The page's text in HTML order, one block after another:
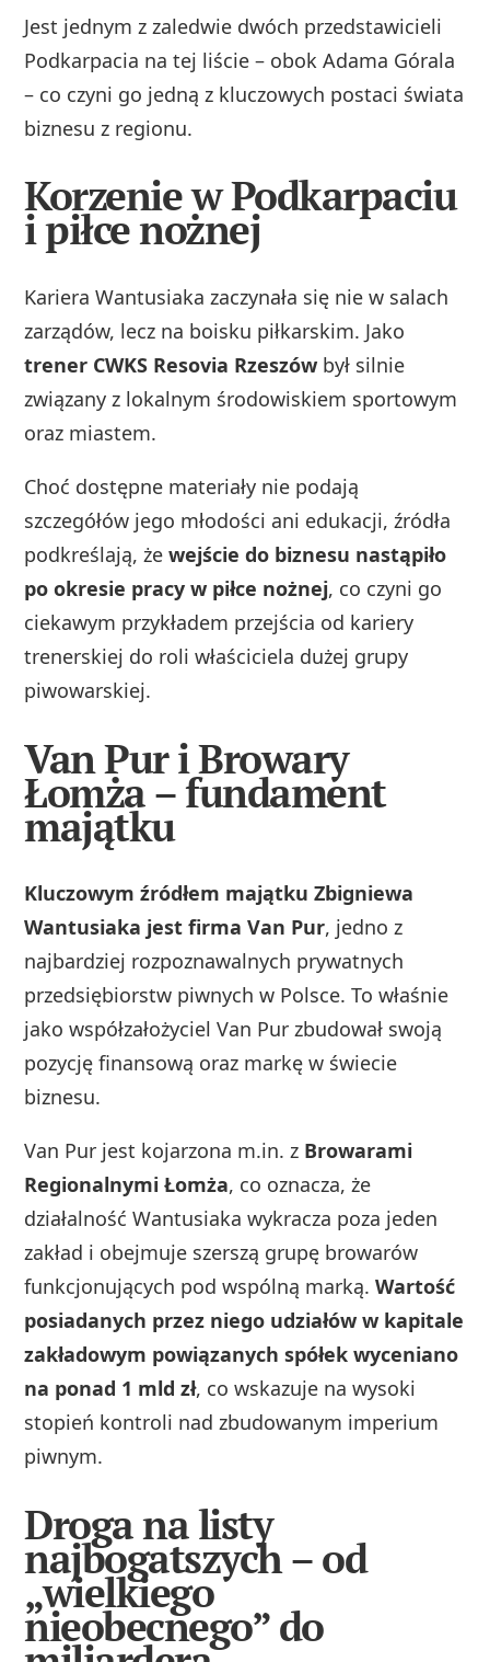
Jest jednym z zaledwie dwóch przedstawicieli
Podkarpacia na tej liście – obok Adama Górala
– co czyni go jedną z kluczowych postaci świata
biznesu z regionu.
Korzenie w Podkarpaciu
i piłce nożnej
Kariera Wantusiaka zaczynała się nie w salach
zarządów, lecz na boisku piłkarskim. Jako
trener CWKS Resovia Rzeszów był silnie
związany z lokalnym środowiskiem sportowym
oraz miastem.
Choć dostępne materiały nie podają
szczegółów jego młodości ani edukacji, źródła
podkreślają, żewejście do biznesu nastąpiło
po okresie pracy w piłce nożnej, co czyni go
ciekawym przykładem przejścia od kariery
trenerskiej do roli właściciela dużej grupy
piwowarskiej.
Van Pur i Browary
Łomża – fundament
majątku
Kluczowym źródłem majątku Zbigniewa
Wantusiaka jest firma Van Pur, jedno z
najbardziej rozpoznawalnych prywatnych
przedsiębiorstw piwnych w Polsce. To właśnie
jako współzałożyciel Van Pur zbudował swoją
pozycję finansową oraz markę w świecie
biznesu.
Van Pur jest kojarzona m.in. z Browarami
Regionalnymi Łomża, co oznacza, że
działalność Wantusiaka wykracza poza jeden
zakład i obejmuje szerszą grupę browarów
funkcjonujących pod wspólną marką.Wartość
posiadanych przez niego udziałów w kapitale
zakładowym powiązanych spółek wyceniano
na ponad 1 mld zł, co wskazuje na wysoki
stopień kontroli nad zbudowanym imperium
piwnym.
Droga na listy
najbogatszych – od
„wielkiego
nieobecnego” do